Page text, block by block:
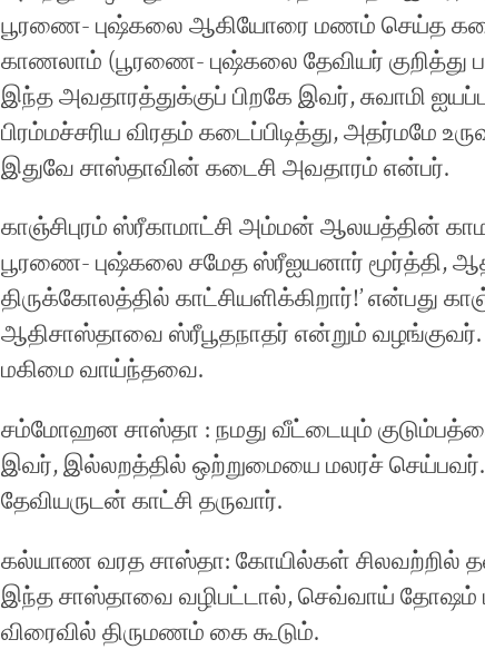
பூரணை- புஷ்கலை ஆகியோரை மணம் செய்த
காணலாம் (பூரணை- புஷ்கலை தேவியர்
இந்த அவதாரத்துக்குப் பிறகே இவர், சுவாமி
பிரம்மச்சரிய விரதம் கடைப்பிடித்து, அதர்மமே
இதுவே சாஸ்தாவின் கடைசி அவதாரம் என்பர்.
காஞ்சிபுரம் ஸ்ரீகாமாட்சி அம்மன் ஆலயத்தின்
பூரணை- புஷ்கலை சமேத ஸ்ரீஐயனார் மூர்த்தி,
திருக்கோலத்தில் காட்சியளிக்கிறார்!’ என்பது
ஆதிசாஸ்தாவை ஸ்ரீபூதநாதர் என்றும்
மகிமை வாய்ந்தவை.
சம்மோஹன சாஸ்தா : நமது வீட்டையும்
இவர், இல்லறத்தில் ஒற்றுமையை மலரச்
தேவியருடன் காட்சி தருவார்.
கல்யாண வரத சாஸ்தா: கோயில்கள் சிலவற்றில்
இந்த சாஸ்தாவை வழிபட்டால், செவ்வாய் தோஷம்
விரைவில் திருமணம் கை கூடும்.